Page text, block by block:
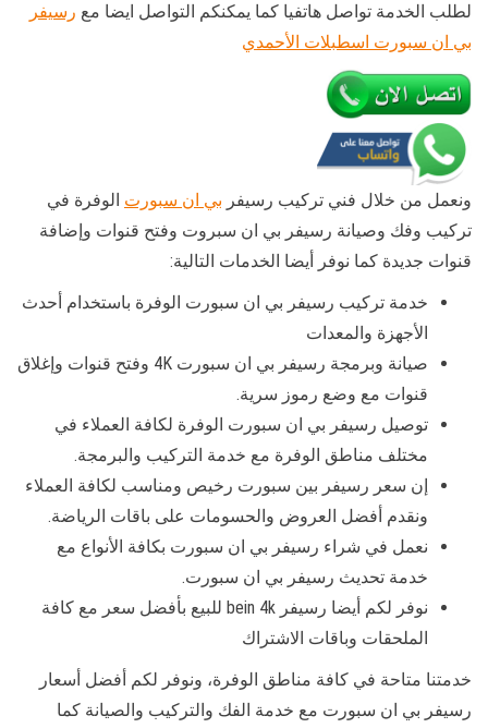
لطلب الخدمة تواصل هاتفيا كما يمكنكم التواصل ايضا مع رسيفر
بي ان سبورت اسطبلات الأحمدي
ونعمل من خلال فني تركيب رسيفر بي ان سبورت الوفرة في
تركيب وفك وصيانة رسيفر بي ان سبروت وفتح قنوات وإضافة
قنوات جديدة كما نوفر أيضا الخدمات التالية:
خدمة تركيب رسيفر بي ان سبورت الوفرة باستخدام أحدث
الأجهزة والمعدات
صيانة وبرمجة رسيفر بي ان سبورت 4K وفتح قنوات وإغلاق
قنوات مع وضع رموز سرية.
توصيل رسيفر بي ان سبورت الوفرة لكافة العملاء في
مختلف مناطق الوفرة مع خدمة التركيب والبرمجة.
إن سعر رسيفر بين سبورت رخيص ومناسب لكافة العملاء
ونقدم أفضل العروض والحسومات على باقات الرياضة.
نعمل في شراء رسيفر بي ان سبورت بكافة الأنواع مع
خدمة تحديث رسيفر بي ان سبورت.
نوفر لكم أيضا رسيفر bein 4k للبيع بأفضل سعر مع كافة
الملحقات وباقات الاشتراك
خدمتنا متاحة في كافة مناطق الوفرة، ونوفر لكم أفضل أسعار
رسيفر بي ان سبورت مع خدمة الفك والتركيب والصيانة كما